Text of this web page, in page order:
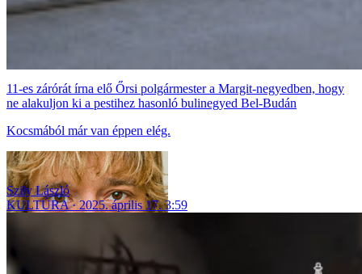
11-es zárórát írna elő Őrsi polgármester a Margit-negyedben, hogy
ne alakuljon ki a pestihez hasonló bulinegyed Bel-Budán
Kocsmából már van éppen elég.
Szily László
KULTÚRA
2025. április 17. 3:59